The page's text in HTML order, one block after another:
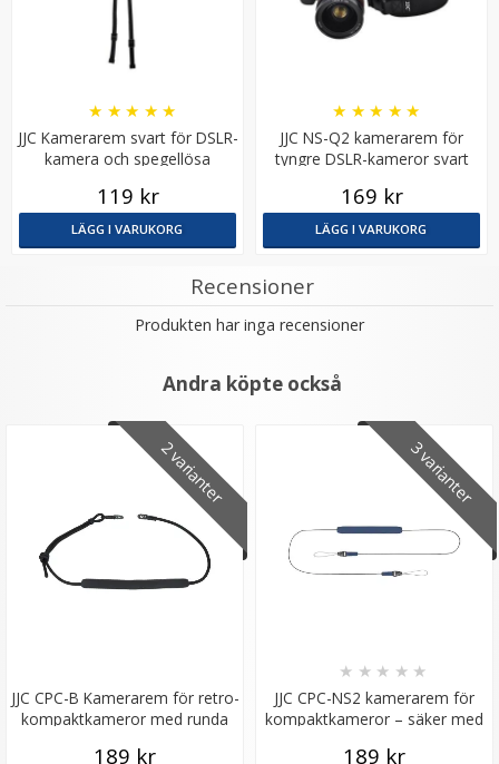
LÄGG I VARUKORG
JJC Kamerarem svart för DSLR-
kamera och spegellösa
★ ★ ★ ★ ★
119 kr
LÄGG I VARUKORG
JJC NS-Q2 kamerarem för
tyngre DSLR-kameror svart
★ ★ ★ ★ ★
169 kr
LÄGG I VARUKORG
Recensioner
Produkten har inga recensioner
Andra köpte också
2 varianter
JJC CPC-B Kamerarem för retro-
kompaktkameror med runda
189 kr
3 varianter
JJC CPC-NS2 kamerarem för
kompaktkameror – säker med
★ ★ ★ ★ ★
189 kr